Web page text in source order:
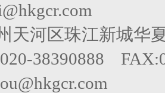
天河区珠江新城华
38390888